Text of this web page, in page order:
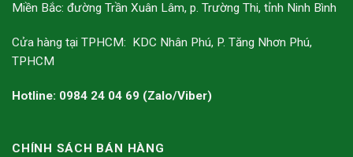
Miền Bắc: đường Trần Xuân Lâm, p. Trường Thi, tỉnh Ninh Bình
Cửa hàng tại TPHCM: KDC Nhân Phú, P. Tăng Nhơn Phú,
TPHCM
Hotline: 0984 24 04 69 (Zalo/Viber)
CHÍNH SÁCH BÁN HÀNG